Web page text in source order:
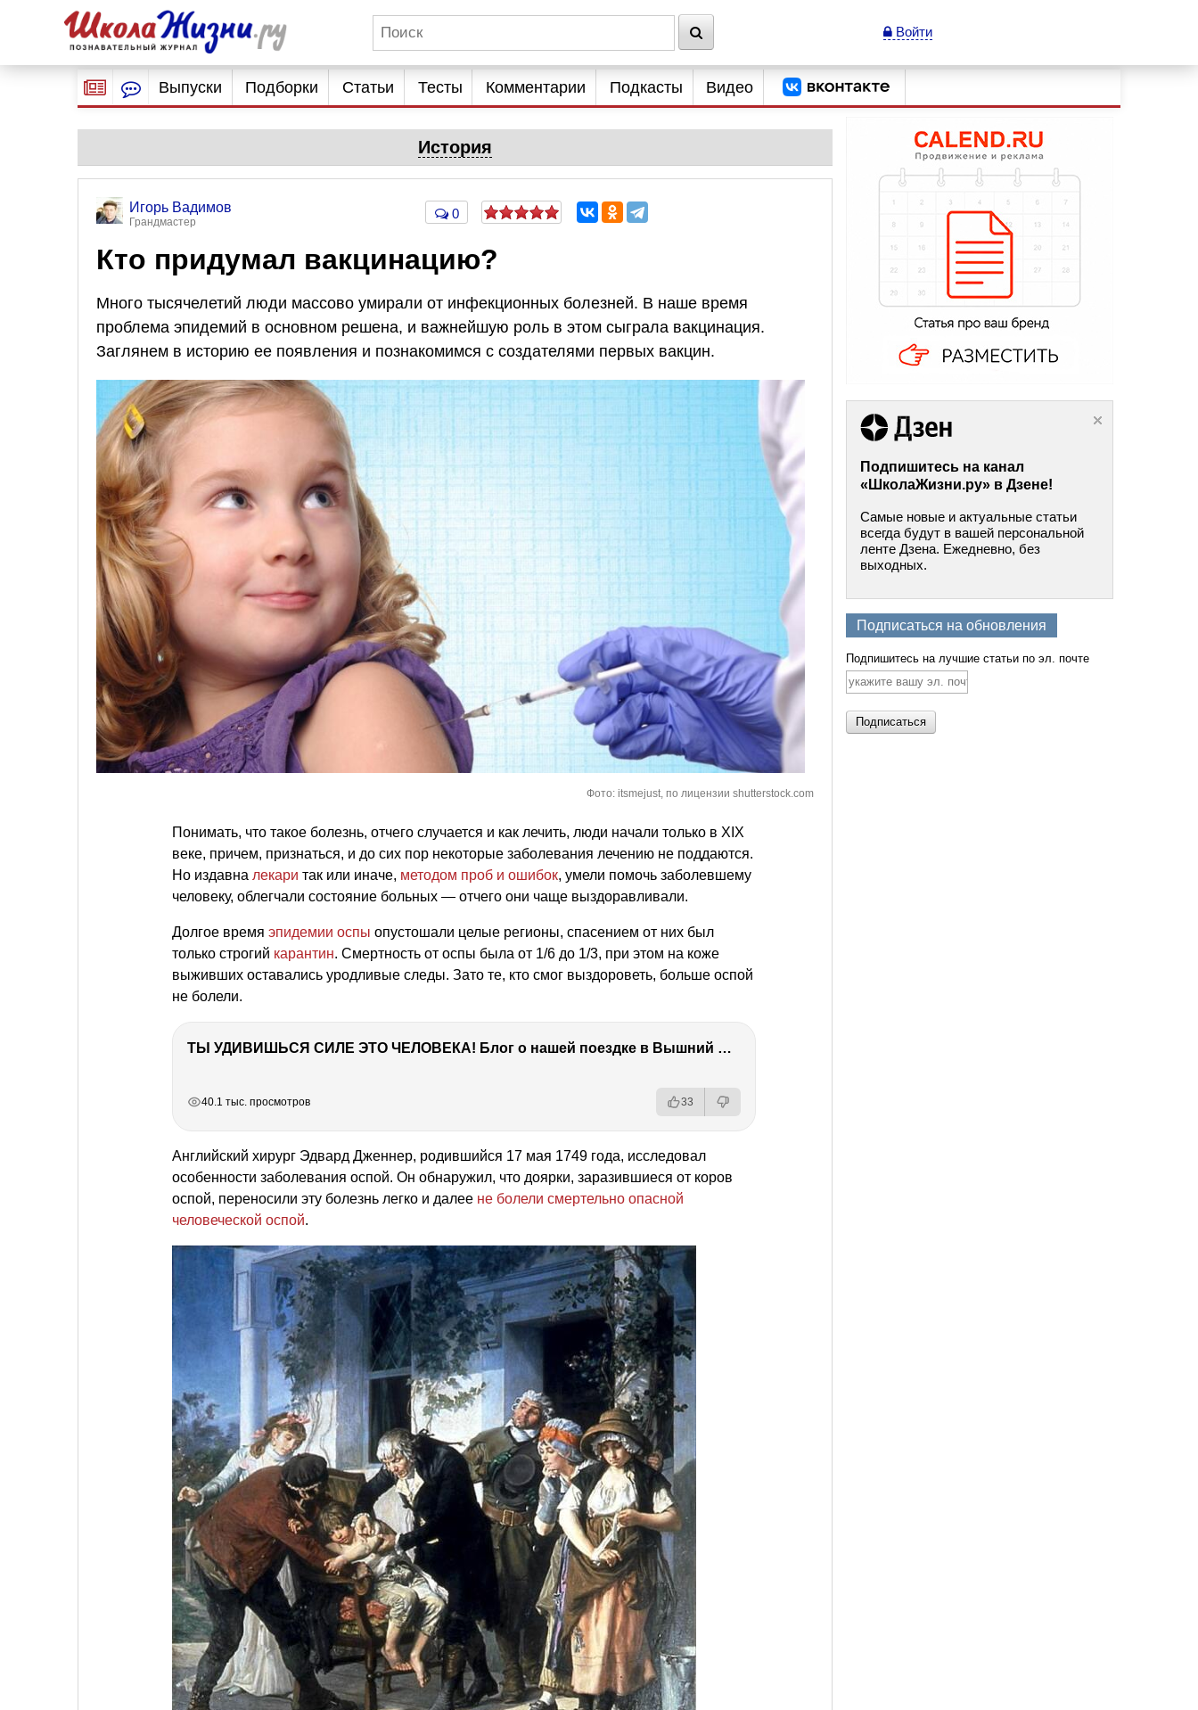
Войти
Выпуски Подборки Статьи Тесты Комментарии Подкасты Видео
История
Игорь Вадимов
Грандмастер
0
Кто придумал вакцинацию?
Много тысячелетий люди массово умирали от инфекционных болезней. В наше время
проблема эпидемий в основном решена, и важнейшую роль в этом сыграла вакцинация.
Заглянем в историю ее появления и познакомимся с создателями первых вакцин.
Фото: itsmejust, по лицензии shutterstock.com
Понимать, что такое болезнь, отчего случается и как лечить, люди начали только в XIX
веке, причем, признаться, и до сих пор некоторые заболевания лечению не поддаются.
Но издавна лекари так или иначе, методом проб и ошибок, умели помочь заболевшему
человеку, облегчали состояние больных — отчего они чаще выздоравливали.
Долгое время эпидемии оспы опустошали целые регионы, спасением от них был
только строгий карантин. Смертность от оспы была от 1/6 до 1/3, при этом на коже
выживших оставались уродливые следы. Зато те, кто смог выздороветь, больше оспой
не болели.
ТЫ УДИВИШЬСЯ СИЛЕ ЭТО ЧЕЛОВЕКА! Блог о нашей поездке в Вышний Волочек
40.1 тыс. просмотров 33
Английский хирург Эдвард Дженнер, родившийся 17 мая 1749 года, исследовал
особенности заболевания оспой. Он обнаружил, что доярки, заразившиеся от коров
оспой, переносили эту болезнь легко и далее не болели смертельно опасной
человеческой оспой.
Подпишитесь на канал
«ШколаЖизни.ру» в Дзене!
Самые новые и актуальные статьи
всегда будут в вашей персональной
ленте Дзена. Ежедневно, без
выходных.
Подписаться на обновления
Подпишитесь на лучшие статьи по эл. почте